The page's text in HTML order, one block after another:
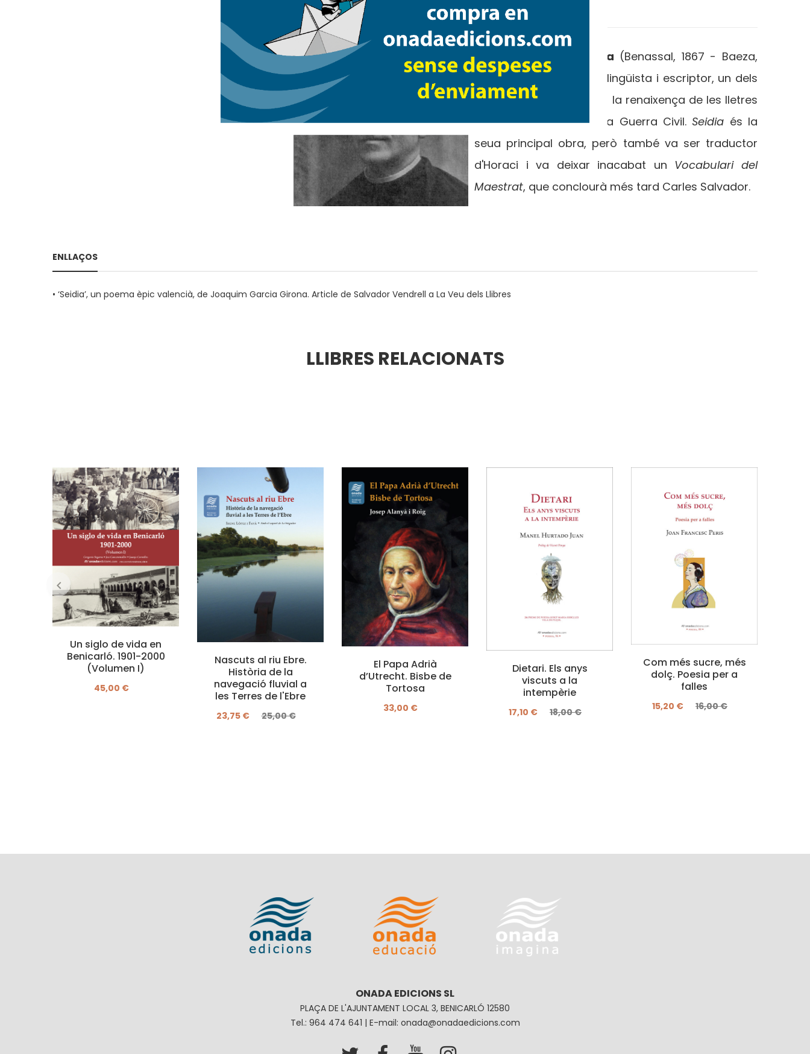
Tags:
Joaquim Garcia Girona (Benassal, 1867 - Baeza,
1928) va ser un religiós, lingüista i escriptor, un dels
noms propis claus per a la renaixença de les lletres
valencianes abans de la Guerra Civil. Seidia és la
seua principal obra, però també va ser traductor
d'Horaci i va deixar inacabat un Vocabulari del
Maestrat, que conclourà més tard Carles Salvador.
ENLLAÇOS
• ‘Seidia’, un poema èpic valencià, de Joaquim Garcia Girona. Article de Salvador Vendrell a La Veu dels Llibres
LLIBRES RELACIONATS
Un siglo de vida en
Benicarló. 1901-2000
(Volumen I)
45,00 €
Nascuts al riu Ebre.
Història de la
navegació fluvial a
les Terres de l'Ebre
23,75 € 25,00 €
El Papa Adrià
d’Utrecht. Bisbe de
Tortosa
33,00 €
Dietari. Els anys
viscuts a la
intempèrie
17,10 € 18,00 €
Com més sucre, més
dolç. Poesia per a
falles
15,20 € 16,00 €
ONADA EDICIONS SL
PLAÇA DE L'AJUNTAMENT LOCAL 3, BENICARLÓ 12580
Tel.: 964 474 641 | E-mail: onada@onadaedicions.com